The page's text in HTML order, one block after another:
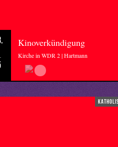
Kinoverkündigung
Kirche in WDR 2 | Hartmann